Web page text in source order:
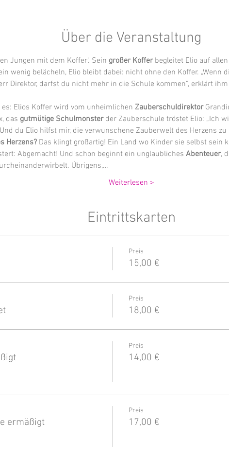
Über die Veranstaltung
Jungen mit dem Koffer‘. Sein großer Koffer begleitet Elio auf
wenig belächeln, Elio bleibt dabei: nicht ohne den Koffer. „Wenn
Direktor, darfst du nicht mehr in die Schule kommen“, erklärt
Elios Koffer wird vom unheimlichen Zauberschuldirektor
das gutmütige Schulmonster der Zauberschule tröstet Elio: „Ich
du Elio hilfst mir, die verwunschene Zauberwelt des Herzens zu
Herzens? Das klingt großartig! Ein Land wo Kinder sie selbst sein
Abgemacht! Und schon beginnt ein unglaubliches Abenteuer,
Übrigens,…
Weiterlesen >
Eintrittskarten
Preis
15,00 €
Preis
18,00 €
Preis
14,00 €
ermäßigt
Preis
17,00 €